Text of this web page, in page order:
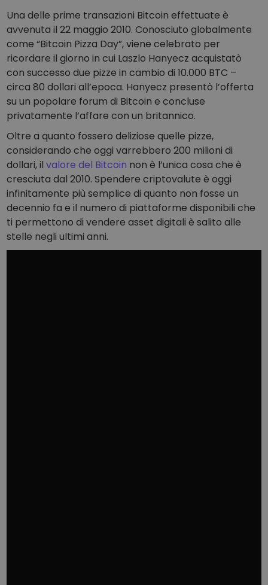
Una delle prime transazioni Bitcoin effettuate è
avvenuta il 22 maggio 2010. Conosciuto globalmente
come “Bitcoin Pizza Day”, viene celebrato per
ricordare il giorno in cui Laszlo Hanyecz acquistatò
con successo due pizze in cambio di 10.000 BTC –
circa 80 dollari all’epoca. Hanyecz presentò l’offerta
su un popolare forum di Bitcoin e concluse
privatamente l’affare con un britannico.
Oltre a quanto fossero deliziose quelle pizze,
considerando che oggi varrebbero 200 milioni di
dollari, ilvalore del Bitcoin non è l’unica cosa che è
cresciuta dal 2010. Spendere criptovalute è oggi
infinitamente più semplice di quanto non fosse un
decennio fa e il numero di piattaforme disponibili che
ti permettono di vendere asset digitali è salito alle
stelle negli ultimi anni.